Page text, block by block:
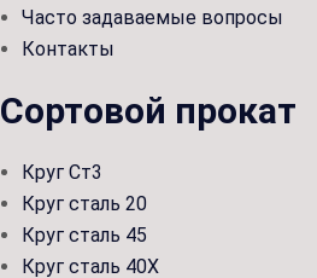
Часто задаваемые вопросы
Контакты
Сортовой прокат
Круг Ст3
Круг сталь 20
Круг сталь 45
Круг сталь 40Х